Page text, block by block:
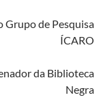
Grupo de Pesquisa
ÍCARO
da Biblioteca
Negra